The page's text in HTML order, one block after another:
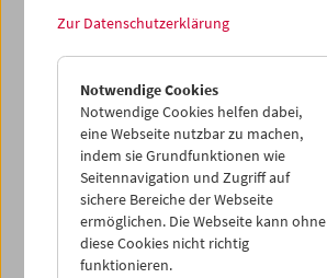
Zur Datenschutzerklärung
Notwendige Cookies
Notwendige Cookies helfen dabei,
eine Webseite nutzbar zu machen,
indem sie Grundfunktionen wie
Seitennavigation und Zugriff auf
sichere Bereiche der Webseite
ermöglichen. Die Webseite kann ohne
diese Cookies nicht richtig
funktionieren.